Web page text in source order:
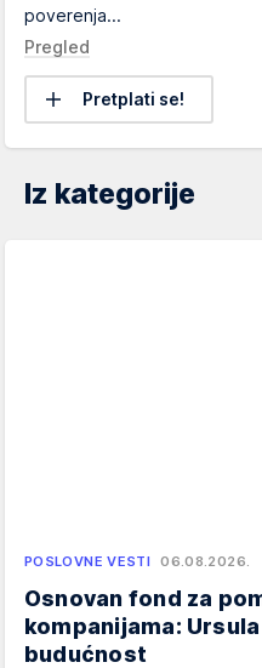
poverenja...
Pregled
Pretplati se!
Iz kategorije
POSLOVNE VESTI 06.08.2026.
Osnovan fond za
kompanijama:
budućnost